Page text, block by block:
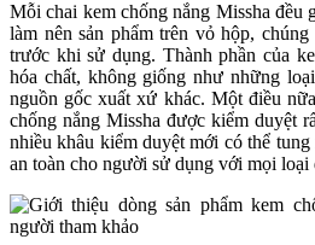
Mỗi chai kem chống nắng Missha đều
làm nên sản phẩm trên vỏ hộp,
trước khi sử dụng. Thành phần của
hóa chất, không giống như những
nguồn gốc xuất xứ khác. Một điều
chống nắng Missha được kiểm duyệt
nhiều khâu kiểm duyệt mới có thể
an toàn cho người sử dụng với mọi loại